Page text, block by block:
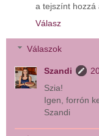
a tejszínt hozzá
Válasz
Válaszok
Szandi
Szia!
Igen, forrón
Szandi